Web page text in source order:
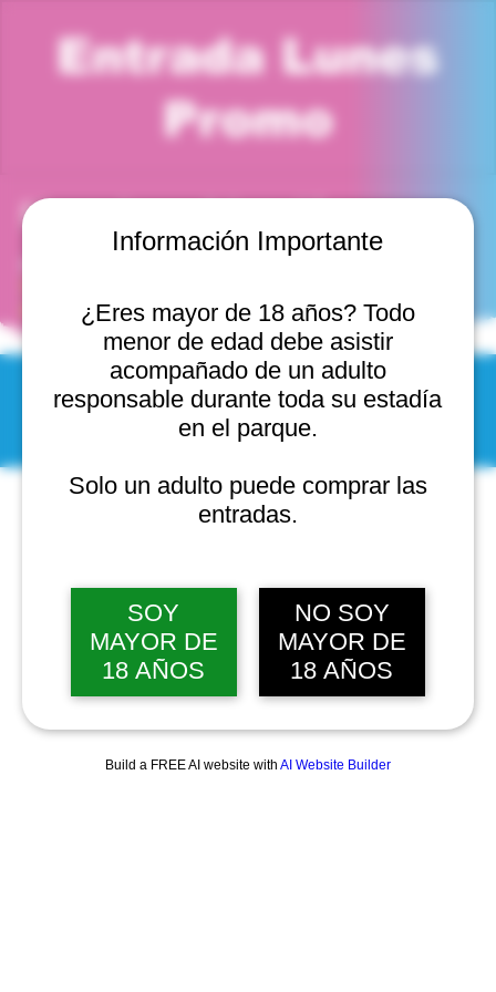
Información Importante
¿Eres mayor de 18 años? Todo
menor de edad debe asistir
acompañado de un adulto
responsable durante toda su estadía
en el parque.
Solo un adulto puede comprar las
entradas.
SOY
MAYOR DE
18 AÑOS
NO SOY
MAYOR DE
18 AÑOS
Build a FREE AI website with AI Website Builder
Entrada Lunes
Promo
Horario y ubicación
del Mar, Valparaíso, Chile